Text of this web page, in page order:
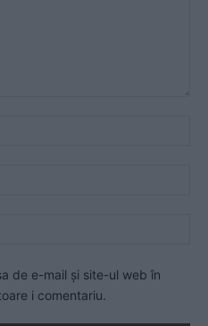
de e-mail și site-ul web în
i comentariu.